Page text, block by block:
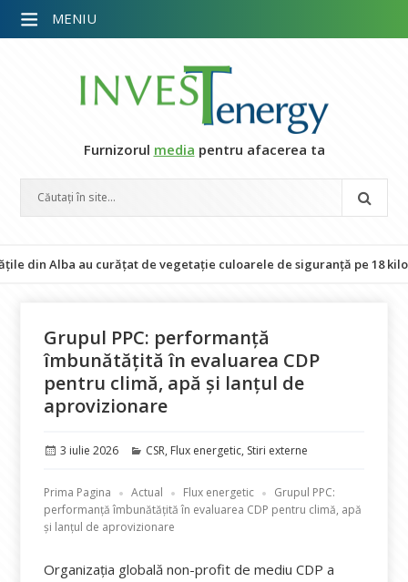
Furnizorul media pentru afacerea ta
Alba au curățat de vegetație culoarele de siguranță pe 18 kilometri
Grupul PPC: performanță
îmbunătățită în evaluarea CDP
pentru climă, apă și lanțul de
aprovizionare
Publicat
3 iulie 2026 Categorii
CSR, Flux energetic, Stiri externe
Prima Pagina Actual Flux energetic
Grupul PPC:
performanță îmbunătățită în evaluarea CDP pentru climă, apă
și lanțul de aprovizionare
Organizația globală non-profit de mediu CDP a
MENIU